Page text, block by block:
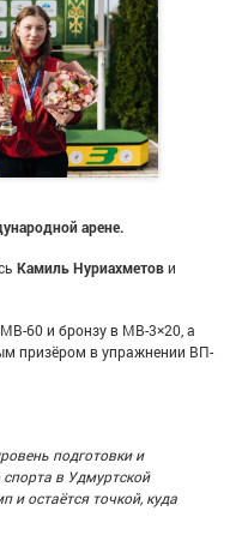
арене.
Камиль Нуриахметови
60 и бронзу в МВ-3×20, а
призёром в упражнении ВП-
подготовки и
спорта в Удмуртской
и остаётся точкой, куда